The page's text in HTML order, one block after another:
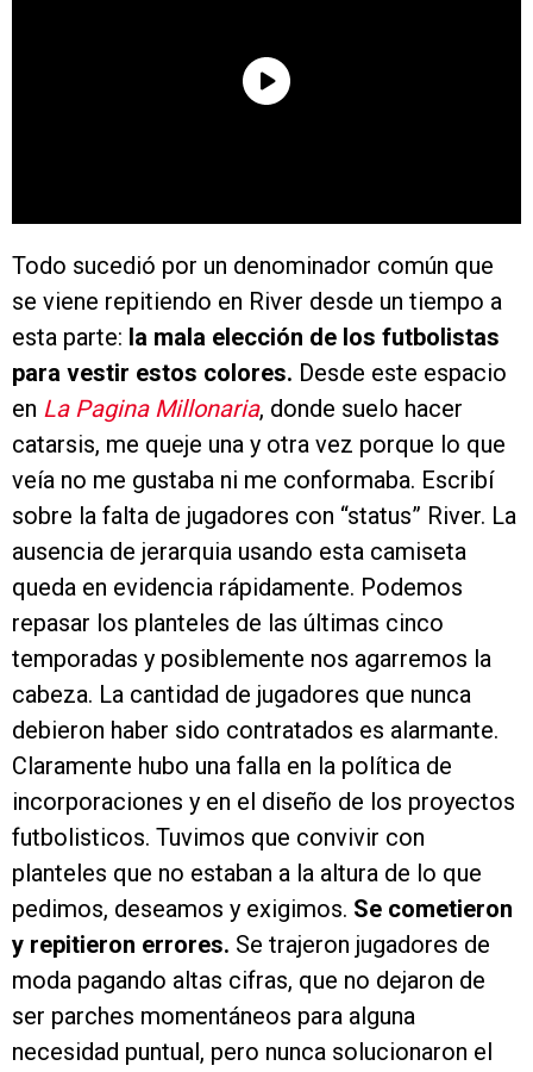
Todo sucedió por un denominador común que
se viene repitiendo en River desde un tiempo a
esta parte: la mala elección de los futbolistas
para vestir estos colores. Desde este espacio
en La Pagina Millonaria, donde suelo hacer
catarsis, me queje una y otra vez porque lo que
veía no me gustaba ni me conformaba. Escribí
sobre la falta de jugadores con “status” River. La
ausencia de jerarquia usando esta camiseta
queda en evidencia rápidamente. Podemos
repasar los planteles de las últimas cinco
temporadas y posiblemente nos agarremos la
cabeza. La cantidad de jugadores que nunca
debieron haber sido contratados es alarmante.
Claramente hubo una falla en la política de
incorporaciones y en el diseño de los proyectos
futbolisticos. Tuvimos que convivir con
planteles que no estaban a la altura de lo que
pedimos, deseamos y exigimos. Se cometieron
y repitieron errores. Se trajeron jugadores de
moda pagando altas cifras, que no dejaron de
ser parches momentáneos para alguna
necesidad puntual, pero nunca solucionaron el